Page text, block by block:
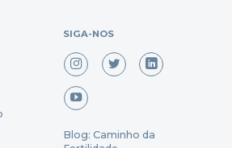
SIGA-NOS
Blog: Caminho da